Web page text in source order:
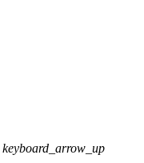
keyboard_arrow_up